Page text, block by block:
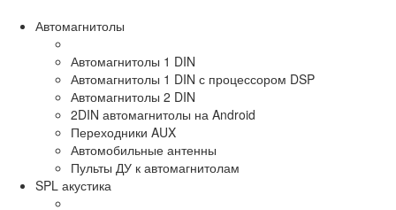
Автомагнитолы
Автомагнитолы 1 DIN
Автомагнитолы 1 DIN с процессором DSP
Автомагнитолы 2 DIN
2DIN автомагнитолы на Android
Переходники AUX
Автомобильные антенны
Пульты ДУ к автомагнитолам
SPL акустика